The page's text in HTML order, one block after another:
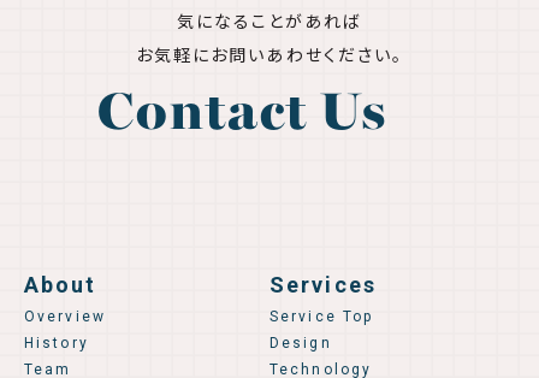
気になることがあれば
お気軽にお問いあわせください。
Contact Us
About
Overview
History
Team
Services
Service Top
Design
Technology